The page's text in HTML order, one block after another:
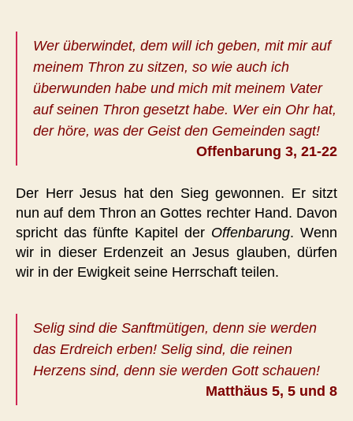
Wer überwindet, dem will ich geben, mit mir auf
meinem Thron zu sitzen, so wie auch ich
überwunden habe und mich mit meinem Vater
auf seinen Thron gesetzt habe. Wer ein Ohr hat,
der höre, was der Geist den Gemeinden sagt!
Offenbarung 3, 21-22
Der Herr Jesus hat den Sieg gewonnen. Er sitzt
nun auf dem Thron an Gottes rechter Hand. Davon
spricht das fünfte Kapitel der Offenbarung. Wenn
wir in dieser Erdenzeit an Jesus glauben, dürfen
wir in der Ewigkeit seine Herrschaft teilen.
Selig sind die Sanftmütigen, denn sie werden
das Erdreich erben! Selig sind, die reinen
Herzens sind, denn sie werden Gott schauen!
Matthäus 5, 5 und 8